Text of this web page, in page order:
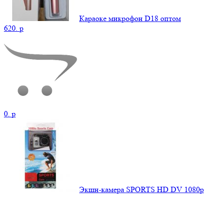
Караоке микрофон D18 оптом
620. p
0. p
Экшн-камера SPORTS HD DV 1080р